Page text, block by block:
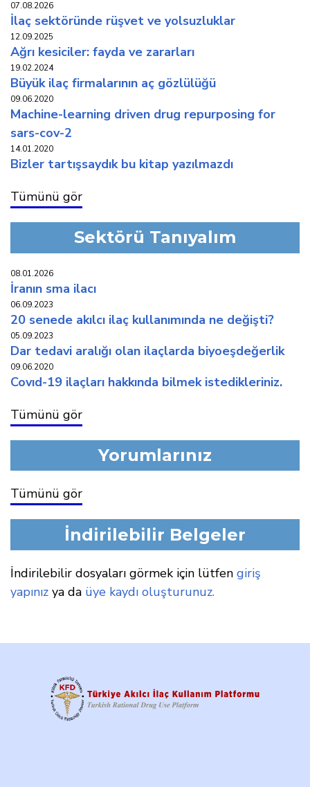
07.08.2026
i̇laç sektöründe rüşvet ve yolsuzluklar
12.09.2025
ağri kesi̇ci̇ler: fayda ve zararlari
19.02.2024
büyük i̇laç fi̇rmalarinin aç gözlülüğü
09.06.2020
machine-learning driven drug repurposing for
sars-cov-2
14.01.2020
bi̇zler tartişsaydik bu ki̇tap yazilmazdi
Tümünü gör
Sektörü Tanıyalım
08.01.2026
i̇ranin sma i̇laci
06.09.2023
20 senede akilci i̇laç kullaniminda ne deği̇şti̇?
05.09.2023
dar tedavi̇ araliği olan i̇laçlarda bi̇yoeşdeğerli̇k
09.06.2020
covid-19 i̇laçlari hakkinda bi̇lmek i̇stedi̇kleri̇ni̇z.
Tümünü gör
Yorumlarınız
Tümünü gör
İndirilebilir Belgeler
İndirilebilir dosyaları görmek için lütfen giriş
yapınız ya da üye kaydı oluşturunuz.